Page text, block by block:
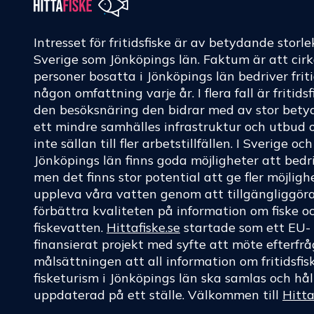
Intresset för fritidsfiske är av betydande
Sverige som Jönköpings län. Faktum är att
personer bosatta i Jönköpings län bedriver
någon omfattning varje år. I flera fall är
den besöksnäring den bidrar med av stor
ett mindre samhälles infrastruktur och utbud
inte sällan till fler arbetstillfällen. I Sverige
Jönköpings län finns goda möjligheter att
men det finns stor potential att ge fler
uppleva våra vatten genom att
förbättra kvaliteten på information om fiske
fiskevatten. Hittafiske.se startade som ett EU-
finansierat projekt med syfte att möte
målsättningen att all information om
fisketurism i Jönköpings län ska samlas och
uppdaterad på ett ställe. Välkommen till